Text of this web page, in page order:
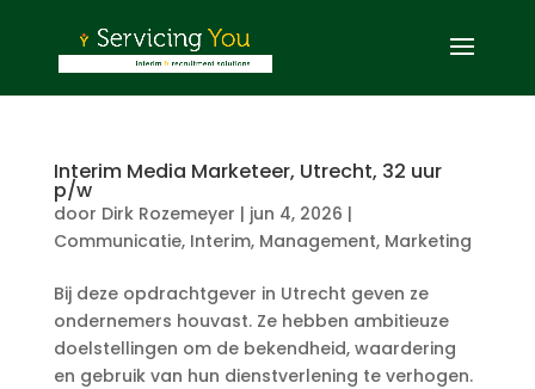
Interim Media Marketeer, Utrecht, 32 uur
p/w
door Dirk Rozemeyer | jun 4, 2026 |
Communicatie, Interim, Management, Marketing
Bij deze opdrachtgever in Utrecht geven ze
ondernemers houvast. Ze hebben ambitieuze
doelstellingen om de bekendheid, waardering
en gebruik van hun dienstverlening te verhogen.